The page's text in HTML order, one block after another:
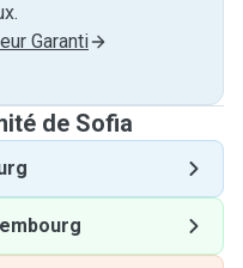
Garanti
de Sofia